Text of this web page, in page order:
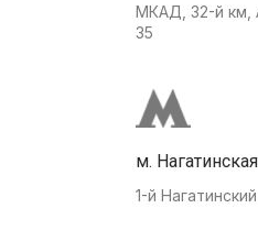
МКАД, 32-й км,
35
м. Нагатинская
1-й